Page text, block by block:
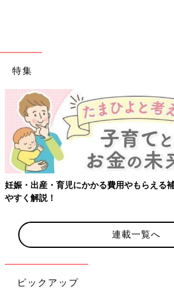
特集
育児にかかる費用やもらえる補助金・助成
連載一覧へ
ピックアップ